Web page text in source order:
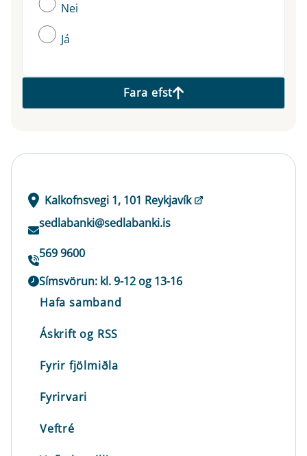
Nei
Já
Fara efst
Kalkofnsvegi 1, 101 Reykjavík
sedlabanki@sedlabanki.is
569 9600
Símsvörun: kl. 9-12 og 13-16
Hafa samband
Áskrift og RSS
Fyrir fjölmiðla
Fyrirvari
Veftré